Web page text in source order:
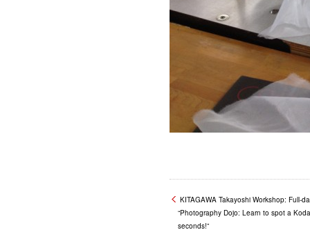
KITAGAWA Takayoshi Workshop: Full-
“Photography Dojo: Learn to spot a
seconds!”